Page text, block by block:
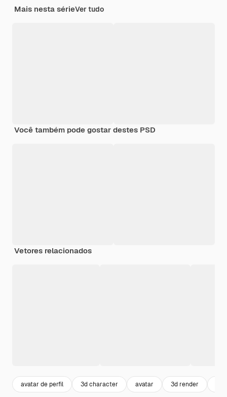
Mais nesta sérieVer tudo
Você também pode gostar destes PSD
Vetores relacionados
avatar de perfil 3d character avatar 3d render